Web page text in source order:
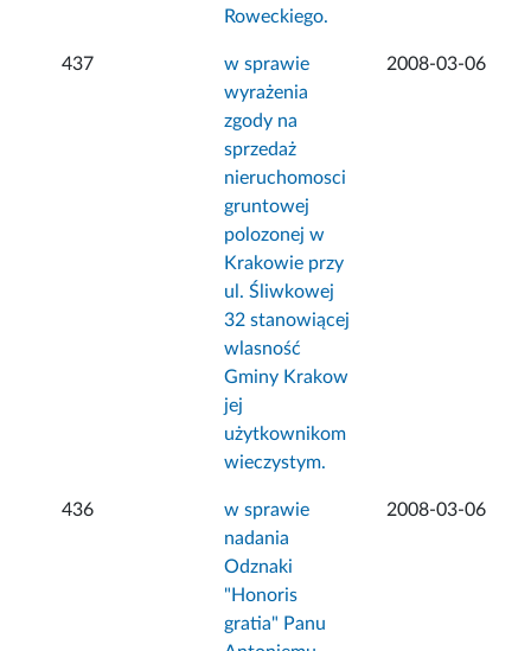
Roweckiego.
437
w sprawie
wyrażenia
zgody na
sprzedaż
nieruchomosci
gruntowej
polozonej w
Krakowie przy
ul. Śliwkowej
32 stanowiącej
wlasność
Gminy Krakow
jej
użytkownikom
wieczystym.
2008-03-06
436
w sprawie
nadania
Odznaki
"Honoris
gratia" Panu
2008-03-06